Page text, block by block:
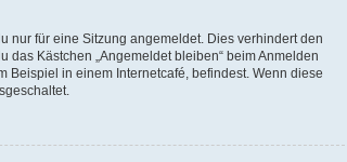
nur für eine Sitzung angemeldet. Dies verhindert den
Kästchen „Angemeldet bleiben“ beim Anmelden
Beispiel in einem Internetcafé, befindest. Wenn diese